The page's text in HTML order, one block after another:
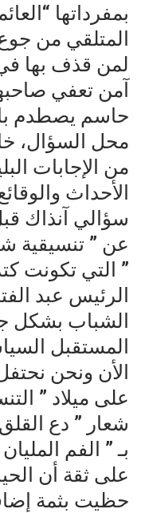
بمفرداتها
المتلقي من
لمن قذف بها
آمن تعفي
حاسم يصطدم
محل السؤال،
من الإجابات
الأحداث
سؤالي
عن ” تنسيقية
” التي تكونت
الرئيس عبد
الشباب بشكل
المستقبل
الأن ونحن
على ميلاد ”
شعار ” دع
بـ ” الفم
على ثقة أن
حظيت بثمة